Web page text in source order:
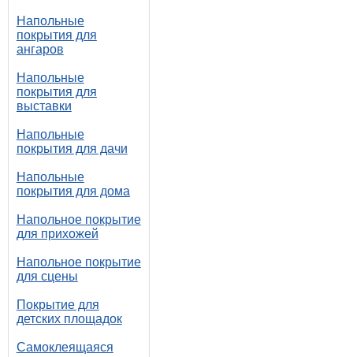
Напольные
покрытия для
ангаров
Напольные
покрытия для
выставки
Напольные
покрытия для дачи
Напольные
покрытия для дома
Напольное покрытие
для прихожей
Напольное покрытие
для сцены
Покрытие для
детских площадок
Самоклеящаяся